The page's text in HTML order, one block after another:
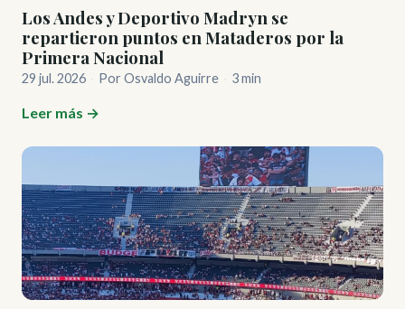
Los Andes y Deportivo Madryn se
repartieron puntos en Mataderos por la
Primera Nacional
29 jul. 2026 Por Osvaldo Aguirre 3 min
Leer más →